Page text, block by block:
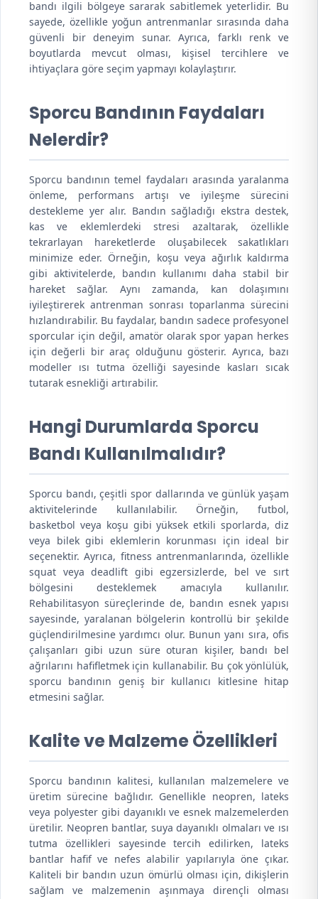
bandı ilgili bölgeye sararak sabitlemek yeterlidir. Bu
sayede, özellikle yoğun antrenmanlar sırasında daha
güvenli bir deneyim sunar. Ayrıca, farklı renk ve
boyutlarda mevcut olması, kişisel tercihlere ve
ihtiyaçlara göre seçim yapmayı kolaylaştırır.
Sporcu Bandının Faydaları
Nelerdir?
Sporcu bandının temel faydaları arasında yaralanma
önleme, performans artışı ve iyileşme sürecini
destekleme yer alır. Bandın sağladığı ekstra destek,
kas ve eklemlerdeki stresi azaltarak, özellikle
tekrarlayan hareketlerde oluşabilecek sakatlıkları
minimize eder. Örneğin, koşu veya ağırlık kaldırma
gibi aktivitelerde, bandın kullanımı daha stabil bir
hareket sağlar. Aynı zamanda, kan dolaşımını
iyileştirerek antrenman sonrası toparlanma sürecini
hızlandırabilir. Bu faydalar, bandın sadece profesyonel
sporcular için değil, amatör olarak spor yapan herkes
için değerli bir araç olduğunu gösterir. Ayrıca, bazı
modeller ısı tutma özelliği sayesinde kasları sıcak
tutarak esnekliği artırabilir.
Hangi Durumlarda Sporcu
Bandı Kullanılmalıdır?
Sporcu bandı, çeşitli spor dallarında ve günlük yaşam
aktivitelerinde kullanılabilir. Örneğin, futbol,
basketbol veya koşu gibi yüksek etkili sporlarda, diz
veya bilek gibi eklemlerin korunması için ideal bir
seçenektir. Ayrıca, fitness antrenmanlarında, özellikle
squat veya deadlift gibi egzersizlerde, bel ve sırt
bölgesini desteklemek amacıyla kullanılır.
Rehabilitasyon süreçlerinde de, bandın esnek yapısı
sayesinde, yaralanan bölgelerin kontrollü bir şekilde
güçlendirilmesine yardımcı olur. Bunun yanı sıra, ofis
çalışanları gibi uzun süre oturan kişiler, bandı bel
ağrılarını hafifletmek için kullanabilir. Bu çok yönlülük,
sporcu bandının geniş bir kullanıcı kitlesine hitap
etmesini sağlar.
Kalite ve Malzeme Özellikleri
Sporcu bandının kalitesi, kullanılan malzemelere ve
üretim sürecine bağlıdır. Genellikle neopren, lateks
veya polyester gibi dayanıklı ve esnek malzemelerden
üretilir. Neopren bantlar, suya dayanıklı olmaları ve ısı
tutma özellikleri sayesinde tercih edilirken, lateks
bantlar hafif ve nefes alabilir yapılarıyla öne çıkar.
Kaliteli bir bandın uzun ömürlü olması için, dikişlerin
sağlam ve malzemenin aşınmaya dirençli olması